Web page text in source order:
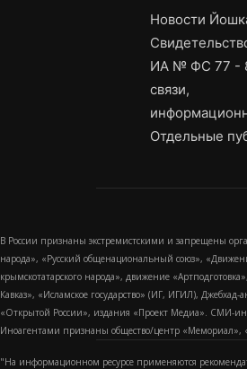
Новости
ИА № ФС 77 -
связи,
Отдельные
В России признаны экстремистскими и запрещены
народа», «Русский общенациональный союз»,
крымскотатарского народа», движение
Кавказ», «Исламское государство» (ИГ, ИГИЛ),
«Открытой России», издания «Проект Медиа». СМИ-
Иноагентами признаны общество/центр «Мемориал»,
"На информационном ресурсе применяются